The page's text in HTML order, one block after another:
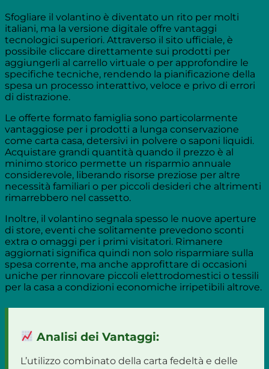
Sfogliare il volantino è diventato un rito per molti
italiani, ma la versione digitale offre vantaggi
tecnologici superiori. Attraverso il sito ufficiale, è
possibile cliccare direttamente sui prodotti per
aggiungerli al carrello virtuale o per approfondire le
specifiche tecniche, rendendo la pianificazione della
spesa un processo interattivo, veloce e privo di errori
di distrazione.
Le offerte formato famiglia sono particolarmente
vantaggiose per i prodotti a lunga conservazione
come carta casa, detersivi in polvere o saponi liquidi.
Acquistare grandi quantità quando il prezzo è al
minimo storico permette un risparmio annuale
considerevole, liberando risorse preziose per altre
necessità familiari o per piccoli desideri che altrimenti
rimarrebbero nel cassetto.
Inoltre, il volantino segnala spesso le nuove aperture
di store, eventi che solitamente prevedono sconti
extra o omaggi per i primi visitatori. Rimanere
aggiornati significa quindi non solo risparmiare sulla
spesa corrente, ma anche approfittare di occasioni
uniche per rinnovare piccoli elettrodomestici o tessili
per la casa a condizioni economiche irripetibili altrove.
Analisi dei Vantaggi:
L’utilizzo combinato della carta fedeltà e delle